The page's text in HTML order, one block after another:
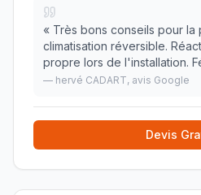
« Très bons conseils pour la
climatisation réversible.
propre lors de l'installation.
qui l'a mise en place. Je
— hervé CADART, avis Google
Devis